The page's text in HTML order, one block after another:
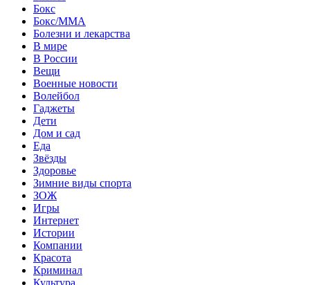
Бокс
Бокс/MMA
Болезни и лекарства
В мире
В России
Вещи
Военные новости
Волейбол
Гаджеты
Дети
Дом и сад
Еда
Звёзды
Здоровье
Зимние виды спорта
ЗОЖ
Игры
Интернет
Истории
Компании
Красота
Криминал
Культура